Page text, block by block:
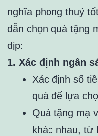
nghĩa phong thuỷ
dẫn chọn quà tặng
dịp:
1. Xác định ngân
Xác định số
quà để lựa
Quà tặng mạ
khác nhau, từ